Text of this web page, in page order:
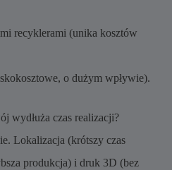
recyklerami (unika kosztów
o dużym wpływie).
wydłuża czas realizacji?
Lokalizacja (krótszy czas
produkcja) i druk 3D (bez